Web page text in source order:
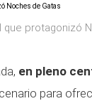
protagonizó
en pleno
para